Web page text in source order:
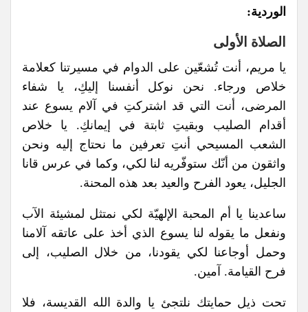
الوردية:
الصلاة الأولى
يا مريم، أنت تُشعّين على الدوام في مسيرتنا كعلامة
خلاص ورجاء. نحن نوكل أنفسنا إليكِ، يا شفاء
المرضى، أنت التي قد اشتركتِ في آلام يسوع عند
أقدام الصليب وبقيتِ ثابتة في إيمانكِ. يا خلاص
الشعب المسيحي أنتِ تعرفين ما نحتاج إليه ونحن
واثقون من أنّك ستوفّريه لنا لكي، وكما في عرس قانا
الجليل، يعود الفرح والعيد بعد هذه المحنة.
ساعدينا يا أم المحبة الإلهيّة لكي نمتثل لمشيئة الآب
ونفعل ما يقوله لنا يسوع الذي أخذ على عاتقه آلامنا
وحمل أوجاعنا لكي يقودنا، من خلال الصليب، إلى
فرح القيامة. آمين.
تحت ذيل حمايتك نلتجئ يا والدة الله القديسة، فلا